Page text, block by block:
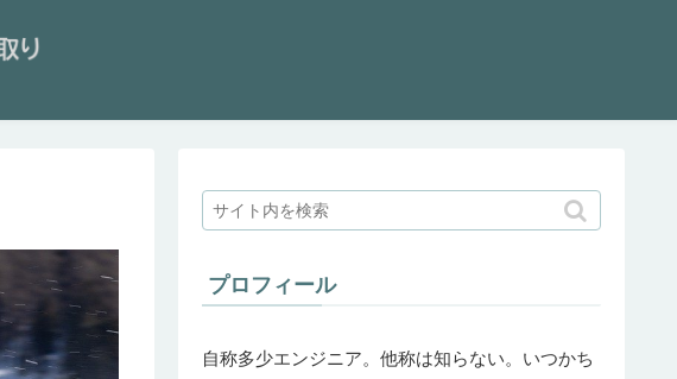
プロフィール
自称多少エンジニア。他称は知らない。いつかち